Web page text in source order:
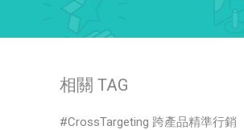
相關 TAG
CrossTargeting 跨產品精準行銷